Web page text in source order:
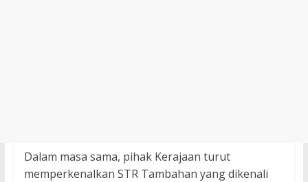
Dalam masa sama, pihak Kerajaan turut
memperkenalkan STR Tambahan yang dikenali